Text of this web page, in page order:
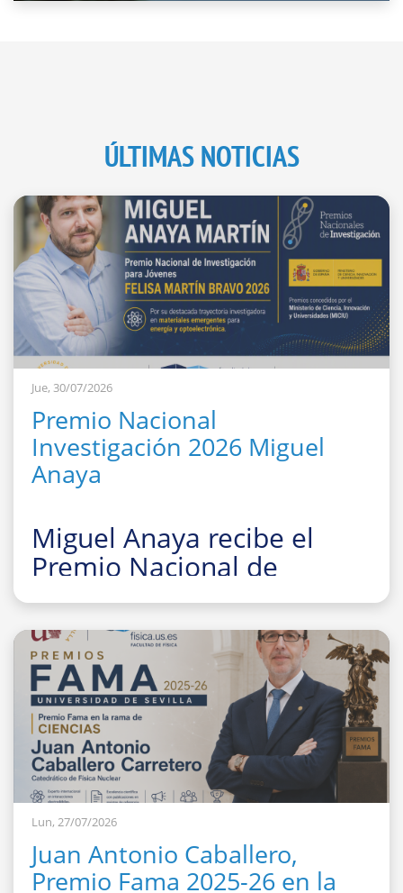
ÚLTIMAS NOTICIAS
Jue, 30/07/2026
Premio Nacional
Investigación 2026 Miguel
Anaya
Miguel Anaya recibe el
Premio Nacional de
Investigación para Jóvenes
Felisa Martín Bravo 2026
Lun, 27/07/2026
Juan Antonio Caballero,
Premio Fama 2025-26 en la